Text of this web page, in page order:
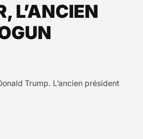
L’ANCIEN
Trump. L’ancien président